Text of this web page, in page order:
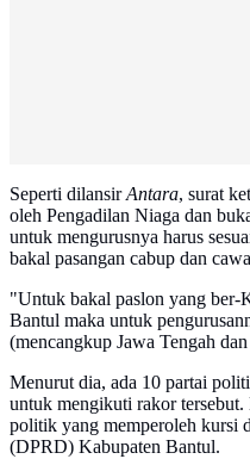
Seperti dilansirAntara, surat
oleh Pengadilan Niaga dan
untuk mengurusnya harus
bakal pasangan cabup dan
"Untuk bakal paslon yang ber-
Bantul maka untuk
(mencangkup Jawa Tengah
Menurut dia, ada 10 partai
untuk mengikuti rakor
politik yang memperoleh kursi
(DPRD) Kabupaten Bantul.